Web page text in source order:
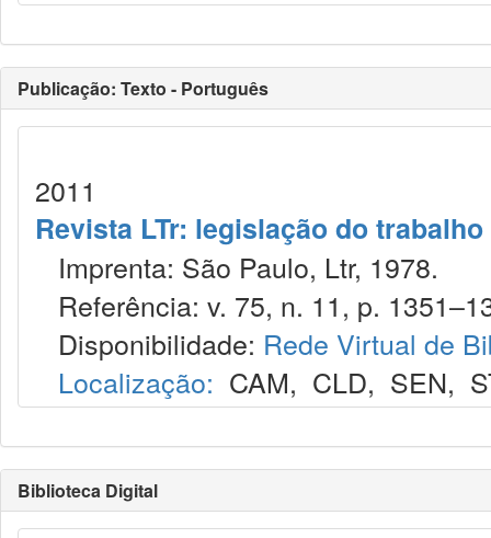
Publicação: Texto - Português
2011
Revista LTr: legislação do trabalho
Imprenta: São Paulo, Ltr, 1978.
Referência: v. 75, n. 11, p.
Disponibilidade: Rede Virtual de
Localização: CAM, CLD, SEN,
Biblioteca Digital